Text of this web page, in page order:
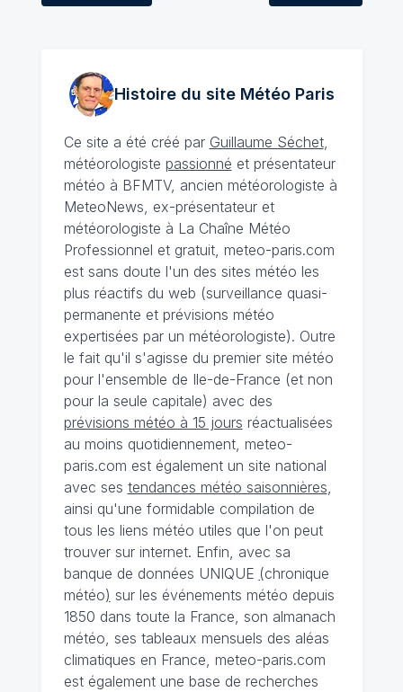
Histoire du site MétéoParis
Ce site a été créé par Guillaume Séchet,
météorologiste passionné et présentateur
météo à BFMTV, ancien météorologiste à
MeteoNews, ex-présentateur et
météorologiste à La Chaîne Météo
Professionnel et gratuit, meteo-paris.com
est sans doute l'un des sites météo les
plus réactifs du web (surveillance quasi-
permanente et prévisions météo
expertisées par un météorologiste). Outre
le fait qu'il s'agisse du premier site météo
pour l'ensemble de Ile-de-France (et non
pour la seule capitale) avec des
prévisions météo à 15 jours réactualisées
au moins quotidiennement, meteo-
paris.com est également un site national
avec ses tendances météo saisonnières,
ainsi qu'une formidable compilation de
tous les liens météo utiles que l'on peut
trouver sur internet. Enfin, avec sa
banque de données UNIQUE (chronique
météo) sur les événements météo depuis
1850 dans toute la France, son almanach
météo, ses tableaux mensuels des aléas
climatiques en France, meteo-paris.com
est également une base de recherches